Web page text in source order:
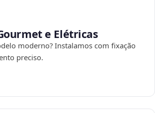
e Elétricas
moderno? Instalamos com fixação
preciso.